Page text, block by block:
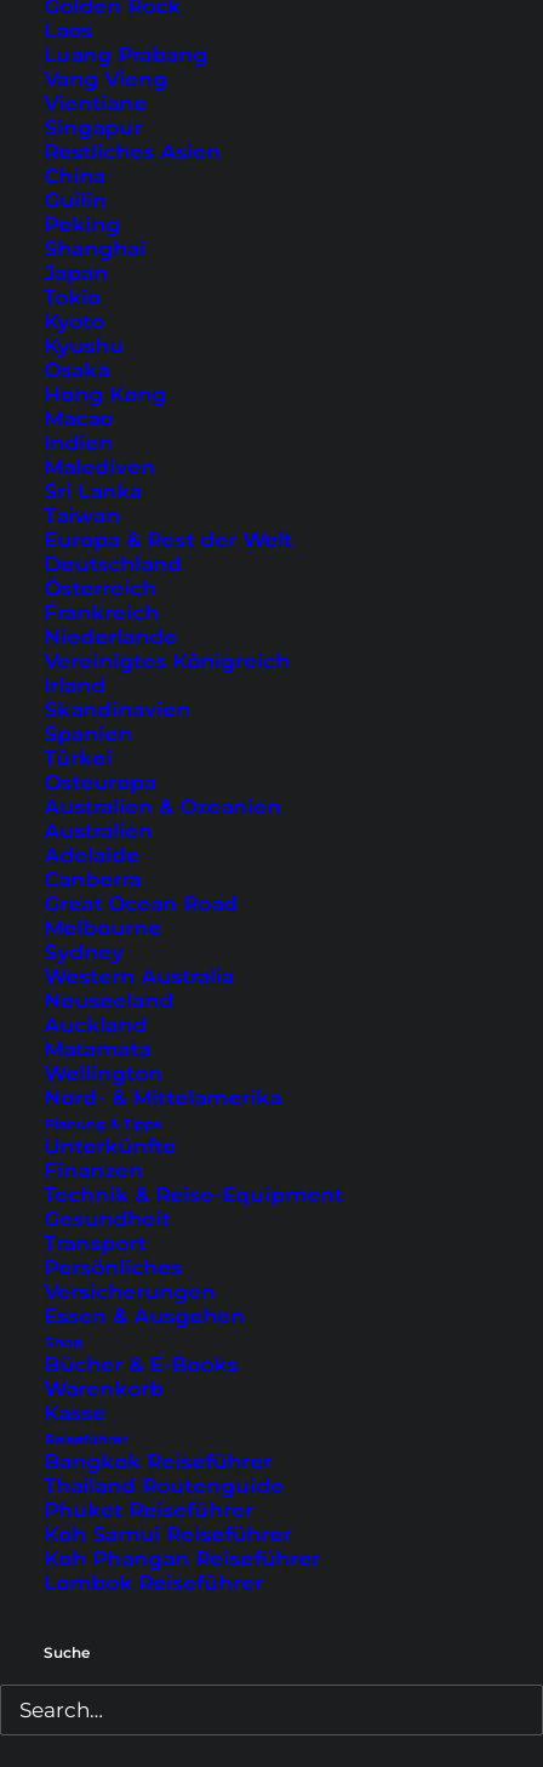
Golden Rock
Laos
Luang Prabang
Vang Vieng
Vientiane
Singapur
Restliches Asien
China
Guilin
Peking
Shanghai
Japan
Tokio
Kyoto
Kyushu
Osaka
Hong Kong
Macao
Indien
Malediven
Sri Lanka
Taiwan
Europa & Rest der Welt
Deutschland
Österreich
Frankreich
Niederlande
Vereinigtes Königreich
Irland
Skandinavien
Spanien
Türkei
Osteuropa
Australien & Ozeanien
Australien
Adelaide
Canberra
Great Ocean Road
Melbourne
Sydney
Western Australia
Neuseeland
Auckland
Matamata
Wellington
Nord- & Mittelamerika
Planung & Tipps
Unterkünfte
Finanzen
Technik & Reise-Equipment
Gesundheit
Transport
Persönliches
Versicherungen
Essen & Ausgehen
Shop
Bücher & E-Books
Warenkorb
Kasse
Reiseführer
Bangkok Reiseführer
Thailand Routenguide
Phuket Reiseführer
Koh Samui Reiseführer
Koh Phangan Reiseführer
Lombok Reiseführer
Suche
Sumatra: Tipps und
Aktivitäten für Indonesiens
größte Insel
Sumatra ist ein vielfältiges Reiseziel in
Indonesien und bietet Traumstrände, Natur und
Kultur. Entdecke die Insel mit unseren Sumatra
Tipps.
Reisetipps & Guides (Südostasien)
Koh Samui Tipps
Phuket Tipps
Bangkok Sehenswürdigkeiten
Koh Phangan Tipps
Lombok Sehenswürdigkeiten
Reisetipps & Guides (Rest der Welt)
Tokio Sehenswürdigkeiten
Sydney Tipps
Paris Geheimtipps
London Sehenswürdigkeiten
Malediven auf eigene Faust
Unsere Reiseführer
Bangkok Reiseführer
Same Way But Different – Thailand
Reiserouten
Phuket Reiseführer
Koh Samui Reiseführer
Koh Phangan Reiseführer
Lombok Reiseführer
Ratgeber & Tipps
Infos
Wichtige Links für Reisende
Newsletter